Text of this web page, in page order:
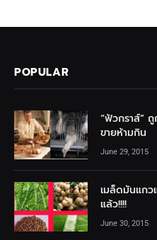
POPULAR
“ฟัวกราส์”
ขายห้ามกิน
June 29, 2015
เมล็ดมันแกว
แล้ว!!!!
June 30, 2015